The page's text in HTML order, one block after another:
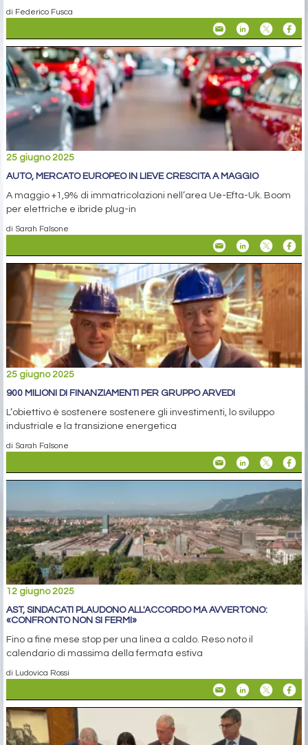
di Federico Fusca
25 giugno 2025
AUTO, MERCATO EUROPEO IN LIEVE CRESCITA A MAGGIO
A maggio +1,9% di immatricolazioni nell’area Ue-Efta-Uk. Boom
per elettriche e ibride plug-in
di Sarah Falsone
25 giugno 2025
900 MILIONI DI FINANZIAMENTI PER GRUPPO ARVEDI
L’obiettivo è sostenere sostenere gli investimenti, lo sviluppo
industriale e la transizione energetica
di Sarah Falsone
12 giugno 2025
AST, SINDACATI PLAUDONO ALL'ACCORDO MA AVVERTONO:
«CONFRONTO NON SI FERMI»
Fino a fine mese stop per una linea a caldo. Reso noto il
calendario di massima della fermata estiva
di Ludovica Rossi